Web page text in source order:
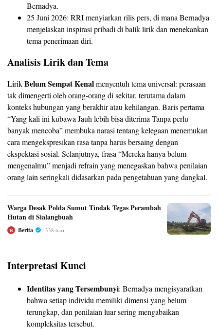
Bernadya.
25 Juni 2026: RRI menyiarkan rilis pers, di mana Bernadya
menjelaskan inspirasi pribadi di balik lirik dan menekankan
tema penerimaan diri.
Analisis Lirik dan Tema
LirikBelum Sempat Kenalmenyentuh tema universal: perasaan
tak dimengerti oleh orang‑orang di sekitar, terutama dalam
konteks hubungan yang berakhir atau kehilangan. Baris pertama
“Yang kali ini kubawa Jauh lebih bisa diterima Tanpa perlu
banyak mencoba” membuka narasi tentang kelegaan menemukan
cara mengekspresikan rasa tanpa harus bersaing dengan
ekspektasi sosial. Selanjutnya, frasa “Mereka hanya belum
mengenalmu” menjadi refrain yang menegaskan bahwa penilaian
orang lain seringkali didasarkan pada pengetahuan yang dangkal.
Warga Desak Polda Sumut Tindak Tegas Perambah
Hutan di Sialangbuah
B Berita 338 hari
Interpretasi Kunci
Identitas yang Tersembunyi: Bernadya mengisyaratkan
bahwa setiap individu memiliki dimensi yang belum
terungkap, dan penilaian luar sering mengabaikan
kompleksitas tersebut.